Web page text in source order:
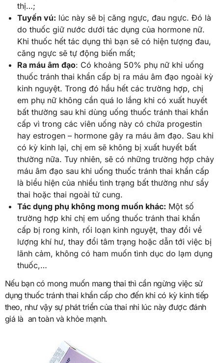
thị…;
Tuyến vú: lúc này sẽ bị căng ngực, đau ngực. Đó là
do thuốc giữ nước dưới tác dụng của hormone nữ.
Khi thuốc hết tác dụng thì bạn sẽ có hiện tượng đau,
căng ngực sẽ tự động biến mất;
Ra máu âm đạo: Có khoảng 50% phụ nữ khi uống
thuốc tránh thai khẩn cấp bị ra máu âm đạo ngoài kỳ
kinh nguyệt. Trong đó hầu hết các trường hợp, chị
em phụ nữ không cần quá lo lắng khi có xuất huyết
bất thường sau khi dùng uống thuốc tránh thai khẩn
cấp vì trong các viên uống này có chứa progestin
hay estrogen – hormone gây ra máu âm đạo. Sau khi
có kỳ kinh lại, chị em sẽ không bị xuất huyết bất
thường nữa. Tuy nhiên, sẽ có những trường hợp chảy
máu âm đạo sau khi uống thuốc tránh thai khẩn cấp
là biểu hiện của nhiều tình trạng bất thường như sẩy
thai hoặc thai ngoài tử cung.
Tác dụng phụ không mong muốn khác: Một số
trường hợp khi chị em uống thuốc tránh thai khẩn
cấp bị rong kinh, rối loạn kinh nguyệt, thay đổi về
lượng khí hư, thay đổi tâm trạng hoặc dẫn tới việc bị
lãnh cảm, không có ham muốn tình dục do lạm dụng
thuốc,…
Nếu bạn có mong muốn mang thai thì cần ngừng việc sử
dụng thuốc tránh thai khẩn cấp cho đến khi có kỳ kinh tiếp
theo, như vậy sự phát triển của thai nhi lúc này được đánh
giá là an toàn và khỏe mạnh.